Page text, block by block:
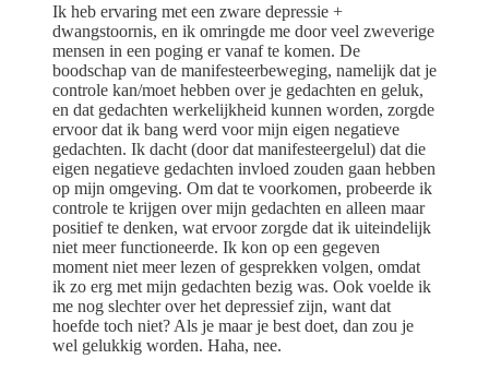
Ik heb ervaring met een zware depressie +
dwangstoornis, en ik omringde me door veel zweverige
mensen in een poging er vanaf te komen. De
boodschap van de manifesteerbeweging, namelijk dat je
controle kan/moet hebben over je gedachten en geluk,
en dat gedachten werkelijkheid kunnen worden, zorgde
ervoor dat ik bang werd voor mijn eigen negatieve
gedachten. Ik dacht (door dat manifesteergelul) dat die
eigen negatieve gedachten invloed zouden gaan hebben
op mijn omgeving. Om dat te voorkomen, probeerde ik
controle te krijgen over mijn gedachten en alleen maar
positief te denken, wat ervoor zorgde dat ik uiteindelijk
niet meer functioneerde. Ik kon op een gegeven
moment niet meer lezen of gesprekken volgen, omdat
ik zo erg met mijn gedachten bezig was. Ook voelde ik
me nog slechter over het depressief zijn, want dat
hoefde toch niet? Als je maar je best doet, dan zou je
wel gelukkig worden. Haha, nee.